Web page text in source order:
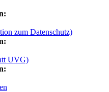
zum Datenschutz)
UVG)